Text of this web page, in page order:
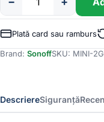
Cantitate
Releu
Smart
MINI-
aplicatie,
2
Plată card sau ramburs
Brand: SonoffSKU: MINI-
DescriereSiguranță